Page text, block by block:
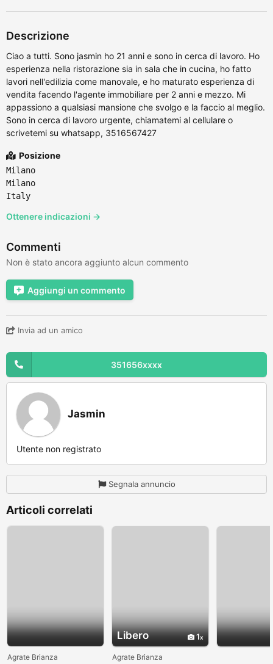
Descrizione
Ciao a tutti. Sono jasmin ho 21 anni e sono in cerca di lavoro. Ho
esperienza nella ristorazione sia in sala che in cucina, ho fatto
lavori nell'edilizia come manovale, e ho maturato esperienza di
vendita facendo l'agente immobiliare per 2 anni e mezzo. Mi
appassiono a qualsiasi mansione che svolgo e la faccio al meglio.
Sono in cerca di lavoro urgente, chiamatemi al cellulare o
scrivetemi su whatsapp, 3516567427
Posizione
Milano
Milano
Italy
Ottenere indicazioni →
Commenti
Non è stato ancora aggiunto alcun commento
Aggiungi un commento
Invia ad un amico
351656xxxx
Jasmin
Utente non registrato
Segnala annuncio
Articoli correlati
Agrate Brianza
Libero 1
Agrate Brianza